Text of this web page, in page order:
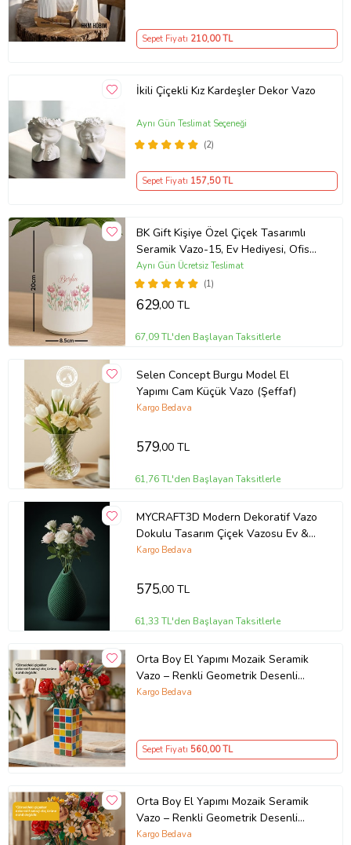
Sepet Fiyatı 210,00 TL
İkili Çiçekli Kız Kardeşler Dekor Vazo
(2)
Aynı Gün Teslimat Seçeneği
Sepet Fiyatı 157,50 TL
BK Gift Kişiye Özel Çiçek Tasarımlı
Seramik Vazo-15, Ev Hediyesi, Ofis
Hediyesi
(1)
Aynı Gün Ücretsiz Teslimat
629,00 TL
67,09 TL'den Başlayan Taksitlerle
Selen Concept Burgu Model El
Yapımı Cam Küçük Vazo (Şeffaf)
Kargo Bedava
579,00 TL
61,76 TL'den Başlayan Taksitlerle
MYCRAFT3D Modern Dekoratif Vazo
Dokulu Tasarım Çiçek Vazosu Ev &
Ofis Dekoru
Kargo Bedava
575,00 TL
61,33 TL'den Başlayan Taksitlerle
Orta Boy El Yapımı Mozaik Seramik
Vazo – Renkli Geometrik Desenli
Vazo
Kargo Bedava
Sepet Fiyatı 560,00 TL
Orta Boy El Yapımı Mozaik Seramik
Vazo – Renkli Geometrik Desenli
Vazo
Kargo Bedava